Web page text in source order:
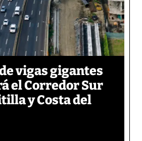
vigas gigantes
el Corredor Sur
y Costa del